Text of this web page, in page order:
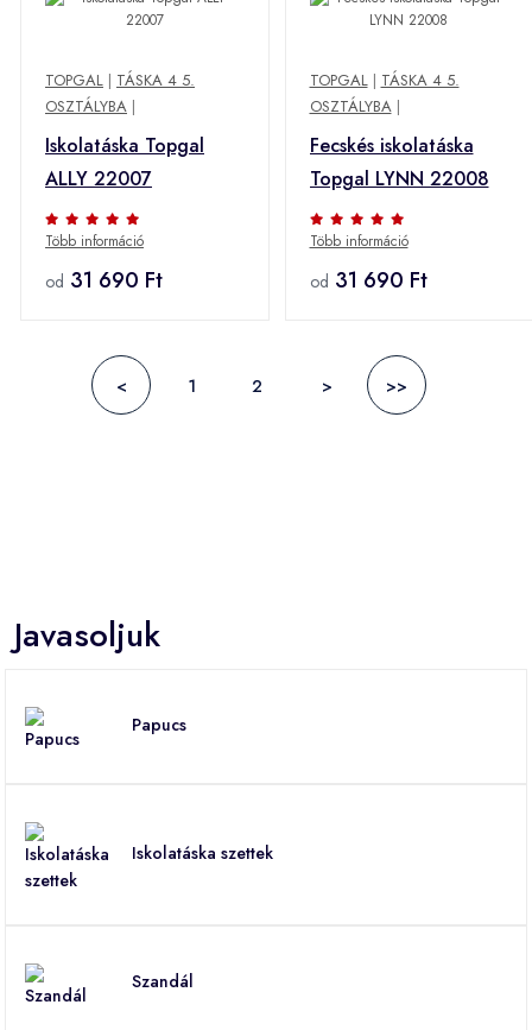
TOPGAL | TÁSKA 4 5.
OSZTÁLYBA |
Iskolatáska Topgal
ALLY 22007
Több információ
od 31 690 Ft
TOPGAL| TÁSKA 4 5.
OSZTÁLYBA|
Fecskés iskolatáska
Topgal LYNN 22008
Több információ
od 31 690 Ft
< 1 2 > >>
Javasoljuk
Papucs
Iskolatáska szettek
Szandál